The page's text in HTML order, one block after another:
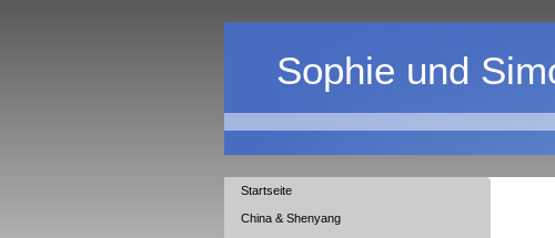
Sophie und
Startseite
China & Shenyang